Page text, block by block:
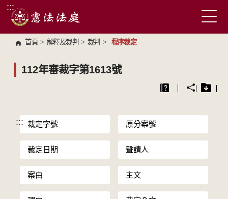
跳到主要內容區塊
:::
首頁 > 解釋及裁判 > 裁判 > 程序裁定
112年審裁字第1613號
::: 裁定字號 原分案號
裁定日期 聲請人
案由 主文